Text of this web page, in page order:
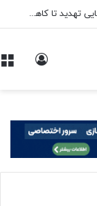
روش‌های جلوگیری از حملات Zero-Day؛ از شناسایی تهدید تا کاهش ریسک